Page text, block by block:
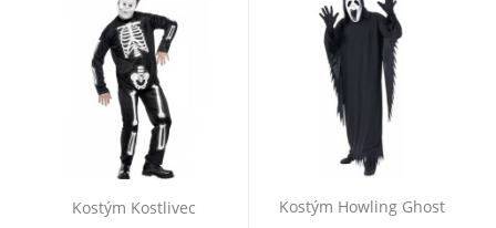
Kostým Kostlivec Kostým Howling Ghost